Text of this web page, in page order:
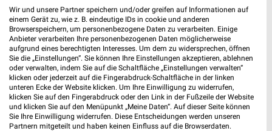
Rossmann Hilpoltstein
Industriestr. 10 a
91161 Hilpoltstein
Heute 08:00 - 20:00 Uhr | Geöffnet
401,97 km • Angebote: 3 Prospekte
Wir und unsere Partner speichern und/oder greifen auf Informationen auf
einem Gerät zu, wie z. B. eindeutige IDs in cookie und anderen
Browserspeichern, um personenbezogene Daten zu verarbeiten. Einige
Anbieter verarbeiten Ihre personenbezogenen Daten möglicherweise
aufgrund eines berechtigten Interesses. Um dem zu widersprechen, öffnen
Sie die „Einstellungen“. Sie können Ihre Einstellungen akzeptieren, ablehnen
oder verwalten, indem Sie auf die Schaltfläche „Einstellungen verwalten“
klicken oder jederzeit auf die Fingerabdruck-Schaltfläche in der linken
unteren Ecke der Website klicken. Um Ihre Einwilligung zu widerrufen,
klicken Sie auf den Fingerabdruck oder den Link in der Fußzeile der Website
und klicken Sie auf den Menüpunkt „Meine Daten“. Auf dieser Seite können
Sie Ihre Einwilligung widerrufen. Diese Entscheidungen werden unseren
Partnern mitgeteilt und haben keinen Einfluss auf die Browserdaten.